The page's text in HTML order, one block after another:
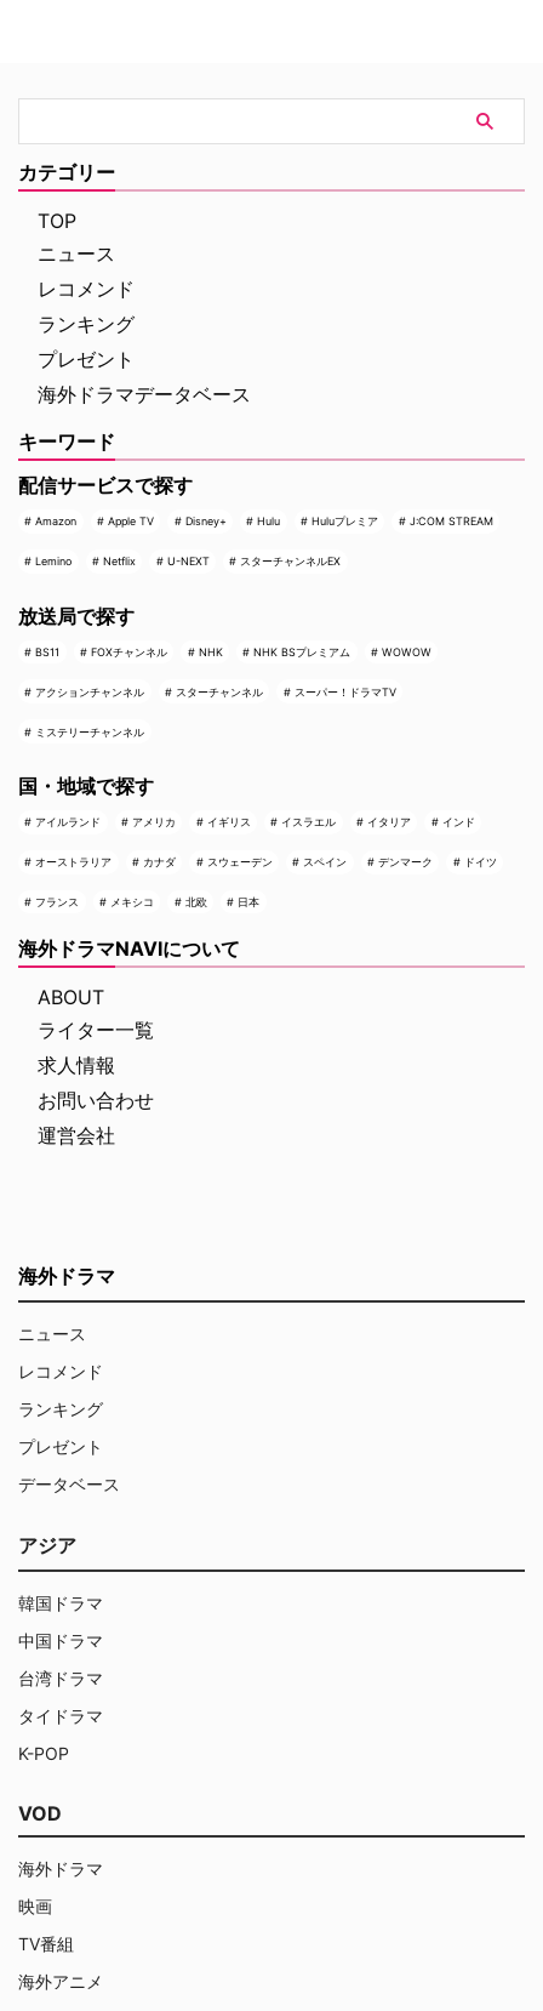
を集めていた本作。続く本予告で
は、突如街に現れた恐竜たちに対
して、平穏に暮らしていた“普通
の家族”がどのように逃げ延びる
…
タート。元英国海兵隊の衛生兵
で、現在は救急外来の医師である
り残されたすべての人々を救うた
カテゴリー
TOP
ニュース
レコメンド
ランキング
プレゼント
海外ドラマデータベース
キーワード
配信サービスで探す
Amazon Apple TV Disney+ Hulu Huluプレミア J:COM STREAM
Lemino Netflix U-NEXT スターチャンネルEX
放送局で探す
BS11 FOXチャンネル NHK NHK BSプレミアム WOWOW
アクションチャンネル スターチャンネル スーパー！ドラマTV
ミステリーチャンネル
国・地域で探す
アイルランド アメリカ イギリス イスラエル イタリア インド
オーストラリア カナダ スウェーデン スペイン デンマーク ドイツ
フランス メキシコ 北欧 日本
海外ドラマNAVIについて
ABOUT
ライター一覧
求人情報
お問い合わせ
運営会社
海外ドラマ
ニュース
レコメンド
ランキング
プレゼント
データベース
アジア
韓国ドラマ
中国ドラマ
台湾ドラマ
タイドラマ
K-POP
VOD
海外ドラマ
映画
TV番組
海外アニメ